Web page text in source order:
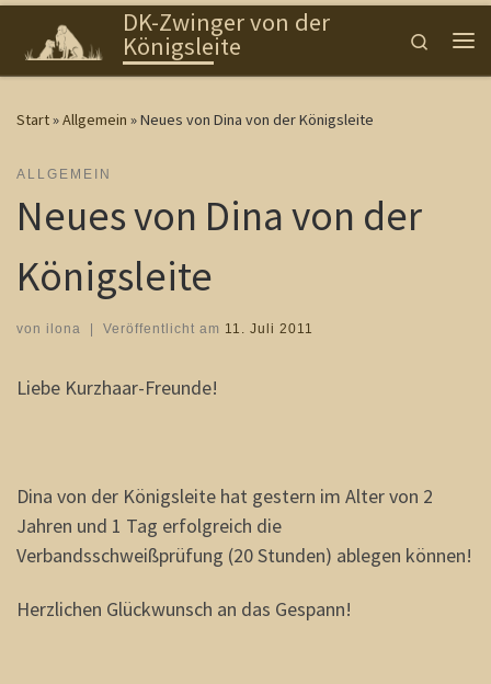
Zum Inhalt springenDK-Zwinger von der
Königsleite
Search
Start»Allgemein »Neues von Dina von der Königsleite
ALLGEMEIN
Neues von Dina von der
Königsleite
von ilona Veröffentlicht am 11. Juli 2011
Liebe Kurzhaar-Freunde!
Dina von der Königsleite hat gestern im Alter von 2
Jahren und 1 Tag erfolgreich die
Verbandsschweißprüfung (20 Stunden) ablegen können!
Herzlichen Glückwunsch an das Gespann!